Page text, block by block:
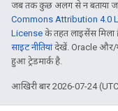
जब तक कुछ अलग से न बताया
Commons Attribution 4.0
License के तहत लाइसेंस मिला
साइट नीतियांदेखें. Oracle और/
हुआ ट्रेडमार्क है.
आखिरी बार 2026-07-24